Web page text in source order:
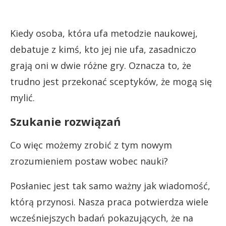
Kiedy osoba, która ufa metodzie naukowej,
debatuje z kimś, kto jej nie ufa, zasadniczo
grają oni w dwie różne gry. Oznacza to, że
trudno jest przekonać sceptyków, że mogą się
mylić.
Szukanie rozwiązań
Co więc możemy zrobić z tym nowym
zrozumieniem postaw wobec nauki?
Posłaniec jest tak samo ważny jak wiadomość,
którą przynosi. Nasza praca potwierdza wiele
wcześniejszych badań pokazujących, że na